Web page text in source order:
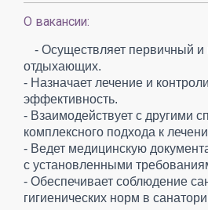
О вакансии:
- Осуществляет первичный
отдыхающих.
- Назначает лечение и
эффективность.
- Взаимодействует с другими
комплексного подхода к
- Ведет медицинскую
с установленными
- Обеспечивает соблюдение
гигиенических норм в